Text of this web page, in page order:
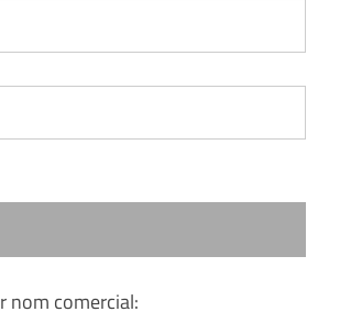
nom comercial: